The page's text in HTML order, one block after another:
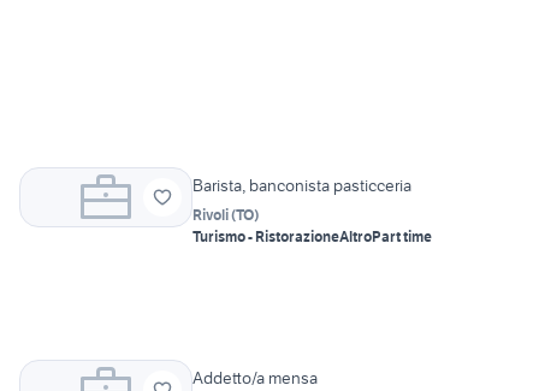
Barista, banconista pasticceria
Rivoli(TO)
Turismo - RistorazioneAltroPart time
Addetto/a mensa